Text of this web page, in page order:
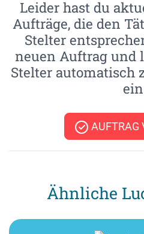
Leider hast du
Aufträge, die den
Stelter
neuen Auftrag und
Stelter automatisch
AUFTRAG
Ähnliche